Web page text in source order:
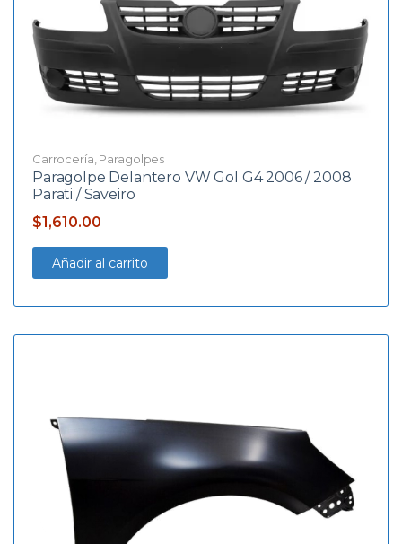
Carrocería Paragolpes
Paragolpe Delantero VW Gol G4 2006 / 2008
Parati / Saveiro
$1,610.00
Añadir al carrito